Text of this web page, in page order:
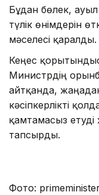
Бұдан бөлек,
түлік өнімдерін
мәселесі қаралды.
Кеңес
Министрдің
айтқанда,
кәсіпкерлікті
қамтамасыз
тапсырды.
Фото: